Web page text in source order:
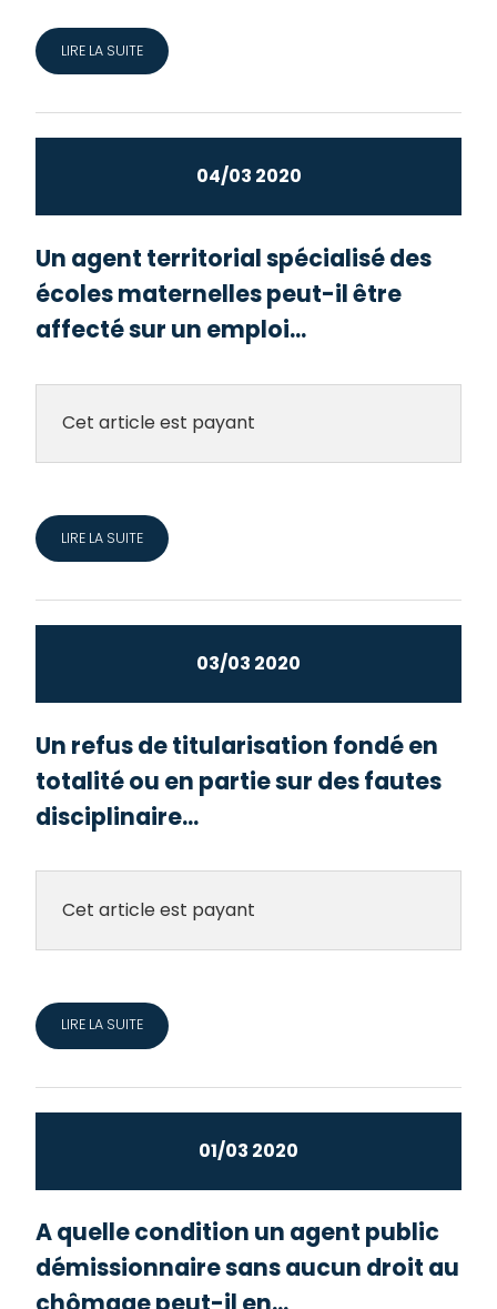
LIRE LA SUITE
04/03 2020
Un agent territorial spécialisé des
écoles maternelles peut-il être
affecté sur un emploi...
Cet article est payant
LIRE LA SUITE
03/03 2020
Un refus de titularisation fondé en
totalité ou en partie sur des fautes
disciplinaire...
Cet article est payant
LIRE LA SUITE
01/03 2020
A quelle condition un agent public
démissionnaire sans aucun droit au